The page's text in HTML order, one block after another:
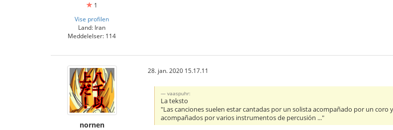
1
Vise profilen
Land: Iran
Meddelelser: 114
nornen
28. jan. 2020 15.17.11
vaaspuhr:
La teksto
"Las canciones suelen estar cantadas por un solista acompañado por un coro
acompañados por varios instrumentos de percusión ..."